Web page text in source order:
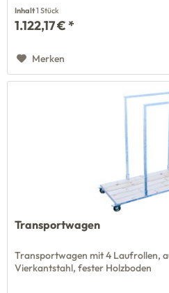
Inhalt1 Stück
1.122,17 € *
Merken
Transportwagen
Transportwagen mit 4 Laufrollen,
Vierkantstahl, fester Holzboden